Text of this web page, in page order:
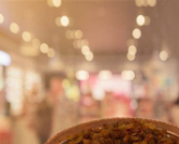
Genel
1 ürün